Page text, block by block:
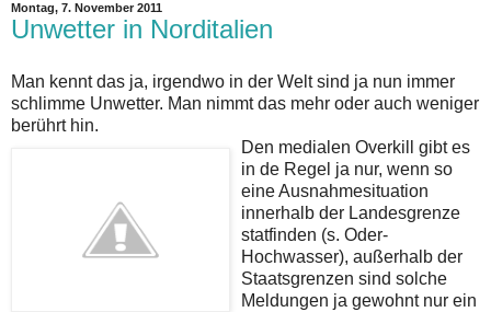
Montag, 7. November 2011
Unwetter in Norditalien
Man kennt das ja, irgendwo in der Welt sind ja nun immer
schlimme Unwetter. Man nimmt das mehr oder auch weniger
berührt hin.
Den medialen Overkill gibt es
in de Regel ja nur, wenn so
eine Ausnahmesituation
innerhalb der Landesgrenze
statfinden (s. Oder-
Hochwasser), außerhalb der
Staatsgrenzen sind solche
Meldungen ja gewohnt nur ein